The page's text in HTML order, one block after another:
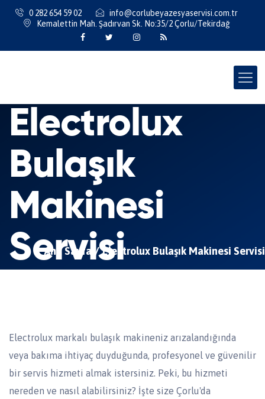
0 282 654 59 02
info@corlubeyazesyaservisi.com.tr
Kemalettin Mah. Şadırvan Sk. No:35/2 Çorlu/Tekirdağ
Electrolux
Bulaşık
Makinesi
Servisi
Ana Sayfa Electrolux Bulaşık Makinesi Servisi
Electrolux markalı bulaşık makineniz arızalandığında
veya bakıma ihtiyaç duyduğunda, profesyonel ve güvenilir
bir servis hizmeti almak istersiniz. Peki, bu hizmeti
nereden ve nasıl alabilirsiniz? İşte size Çorlu'da